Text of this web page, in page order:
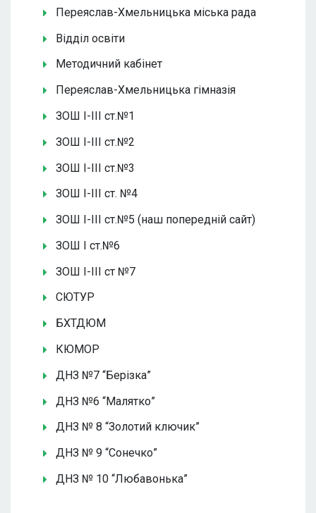
Переяслав-Хмельницька міська рада
Відділ освіти
Методичний кабінет
Переяслав-Хмельницька гімназія
ЗОШ І-ІІІ ст.№1
ЗОШ І-ІІІ ст.№2
ЗОШ І-ІІІ ст.№3
ЗОШ І-ІІІ ст. №4
ЗОШ І-ІІІ ст.№5 (наш попередній сайт)
ЗОШ І ст.№6
ЗОШ І-ІІІ ст №7
СЮТУР
БХТДЮМ
КЮМОР
ДНЗ №7 “Берізка”
ДНЗ №6 “Малятко”
ДНЗ № 8 “Золотий ключик”
ДНЗ № 9 “Сонечко”
ДНЗ № 10 “Любавонька”